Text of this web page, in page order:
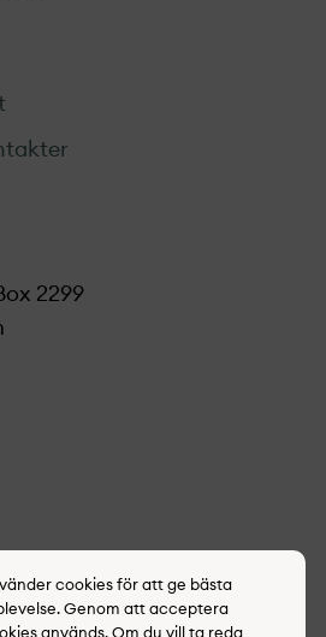
2299
cookies för att ge bästa
Genom att acceptera